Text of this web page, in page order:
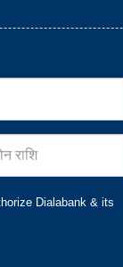
Dialabank & its